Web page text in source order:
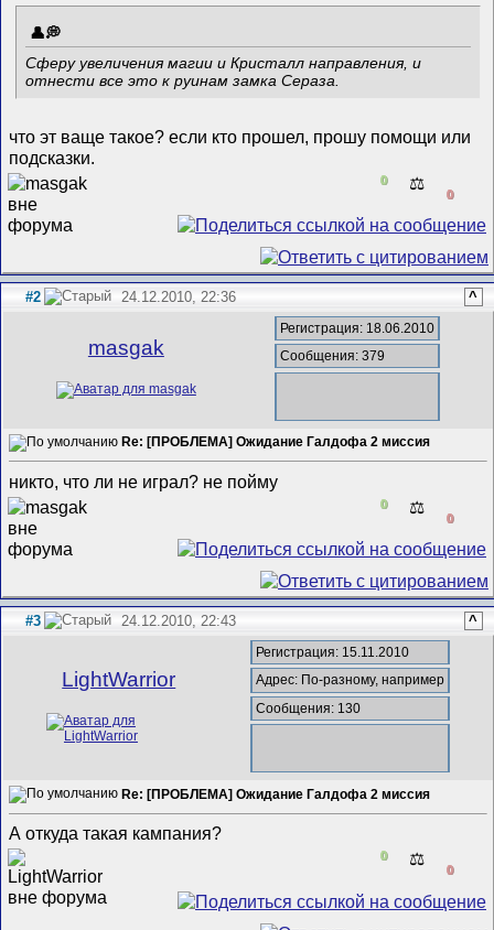
Сферу увеличения магии и Кристалл направления, и
отнести все это к руинам замка Сераза.
что эт ваще такое? если кто прошел, прошу помощи или
подсказки.
0 ⚖️
0
#2 24.12.2010, 22:36 ^
masgak
Регистрация: 18.06.2010
Сообщения: 379
Re: [ПРОБЛЕМА] Ожидание Галдофа 2 миссия
никто, что ли не играл? не пойму
0 ⚖️
0
#3 24.12.2010, 22:43 ^
LightWarrior
Регистрация: 15.11.2010
Адрес: По-разному, например
Сообщения: 130
Re: [ПРОБЛЕМА] Ожидание Галдофа 2 миссия
А откуда такая кампания?
0 ⚖️
0